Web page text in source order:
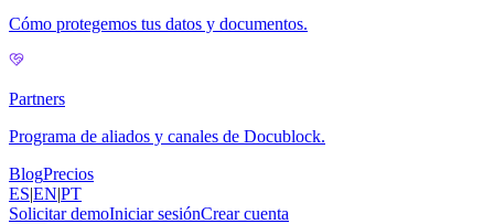
Cómo protegemos tus datos y documentos.
Partners
Programa de aliados y canales de Docublock.
BlogPrecios
ES|EN|PT
Solicitar demoIniciar sesiónCrear cuenta